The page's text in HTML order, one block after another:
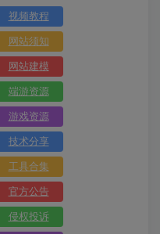
视频教程
网站须知
网站建模
端游资源
游戏资源
技术分享
工具合集
官方公告
侵权投诉